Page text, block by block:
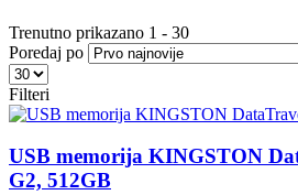
Trenutno prikazano 1 - 30
Poredaj po
Filteri
USB memorija KINGSTON
G2, 512GB